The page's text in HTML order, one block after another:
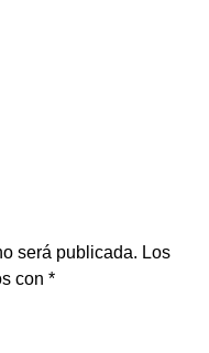
será publicada. Los
con *